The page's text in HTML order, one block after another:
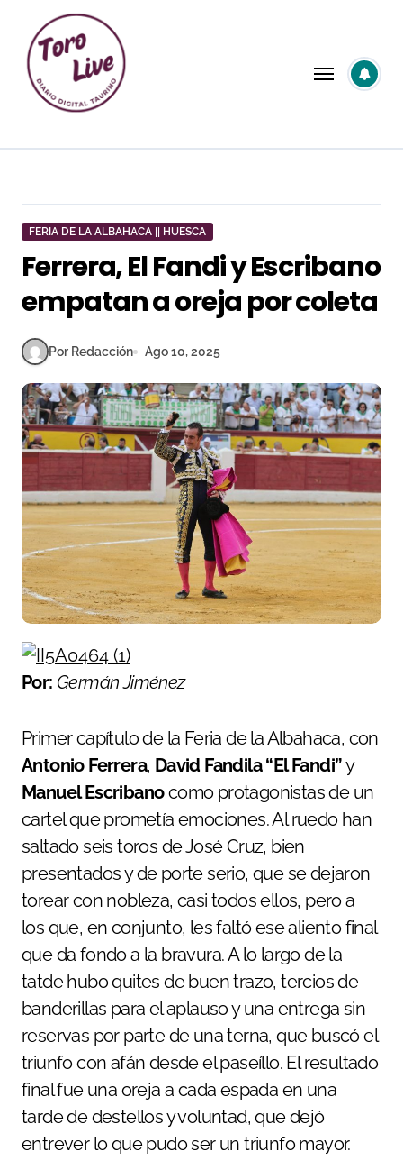
contenido
FERIA DE LA ALBAHACA || HUESCA
Ferrera, El Fandi y Escribano
empatan a oreja por coleta
Por Redacción Ago 10, 2025
Por: Germán Jiménez
Primer capítulo de la Feria de la Albahaca, con
Antonio Ferrera, David Fandila “El Fandi”y
Manuel Escribanocomo protagonistas de un
cartel que prometía emociones. Al ruedo han
saltado seis toros de José Cruz, bien
presentados y de porte serio, que se dejaron
torear con nobleza, casi todos ellos, pero a
los que, en conjunto, les faltó ese aliento final
que da fondo a la bravura. A lo largo de la
tatde hubo quites de buen trazo, tercios de
banderillas para el aplauso y una entrega sin
reservas por parte de una terna, que buscó el
triunfo con afán desde el paseíllo. El resultado
final fue una oreja a cada espada en una
tarde de destellos y voluntad, que dejó
entrever lo que pudo ser un triunfo mayor.